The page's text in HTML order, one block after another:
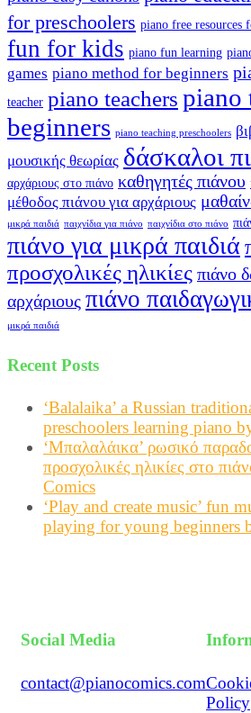
for preschoolers piano free resources
fun for kids piano fun learning
games piano method for beginners
teacher piano teachers piano
beginners piano teaching preschoolers
μουσικής θεωρίας δάσκαλοι
αρχάριους στο πιάνο καθηγητές πιάνου
μέθοδος πιάνου για αρχάριους
μικρά παιδιά παιχνίδια για πιάνο παιχνίδια στο πιάνο
πιάνο για μικρά παιδιά
προσχολικές ηλικίες πιάνο
αρχάριους πιάνο
μικρά παιδιά
Recent Posts
‘Balalaika’ a Russian
preschoolers learning piano
‘Μπαλαλάικα’ ρωσικό
προσχολικές ηλικίες στο
Comics
‘Play and create music’ fun
playing for young beginners
Social Media
contact@pianocomics.com
Policy